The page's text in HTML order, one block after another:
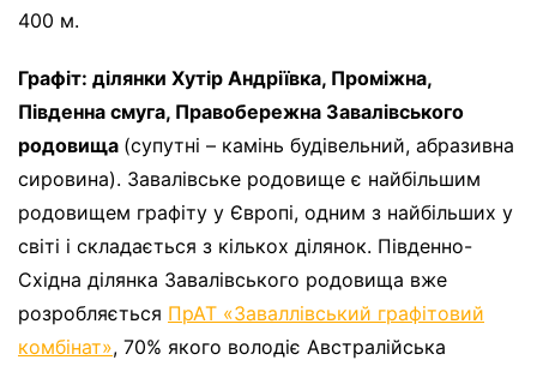
400 м.
Графіт: ділянки Хутір Андріївка, Проміжна,
Південна смуга, Правобережна Завалівського
родовища (супутні – камінь будівельний, абразивна
сировина). Завалівське родовище є найбільшим
родовищем графіту у Європі, одним з найбільших у
світі і складається з кількох ділянок. Південно-
Східна ділянка Завалівського родовища вже
розробляється ПрАТ «Заваллівський графітовий
комбінат», 70% якого володіє Австралійська